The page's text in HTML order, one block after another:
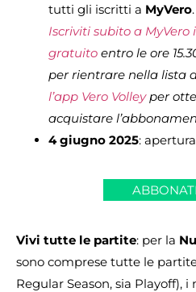
tutti gli iscritti a MyVero.
Iscriviti subito a
gratuito entro le ore
per rientrare nella lista
l’app Vero Volleyper
acquistare
4 giugno 2025:
Vivi tutte le partite: per la
sono comprese tutte le
Regular Season, sia Playoff), i